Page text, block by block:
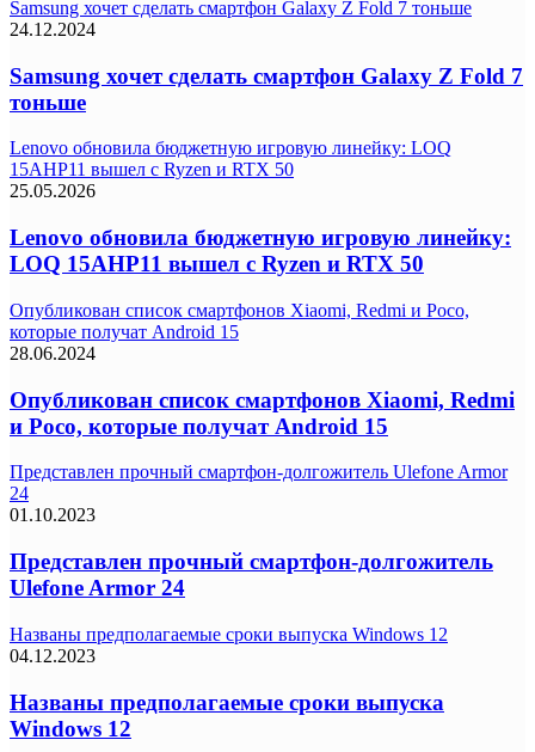
Samsung хочет сделать смартфон Galaxy Z Fold 7 тоньше
24.12.2024
Samsung хочет сделать смартфон Galaxy Z Fold 7
тоньше
Lenovo обновила бюджетную игровую линейку: LOQ
15AHP11 вышел с Ryzen и RTX 50
25.05.2026
Lenovo обновила бюджетную игровую линейку:
LOQ 15AHP11 вышел с Ryzen и RTX 50
Опубликован список смартфонов Xiaomi, Redmi и Poco,
которые получат Android 15
28.06.2024
Опубликован список смартфонов Xiaomi, Redmi
и Poco, которые получат Android 15
Представлен прочный смартфон-долгожитель Ulefone Armor
24
01.10.2023
Представлен прочный смартфон-долгожитель
Ulefone Armor 24
Названы предполагаемые сроки выпуска Windows 12
04.12.2023
Названы предполагаемые сроки выпуска
Windows 12